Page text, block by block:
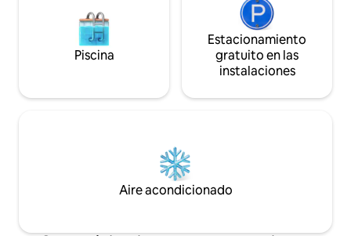
Piscina
Estacionamiento
gratuito en las
instalaciones
Aire acondicionado